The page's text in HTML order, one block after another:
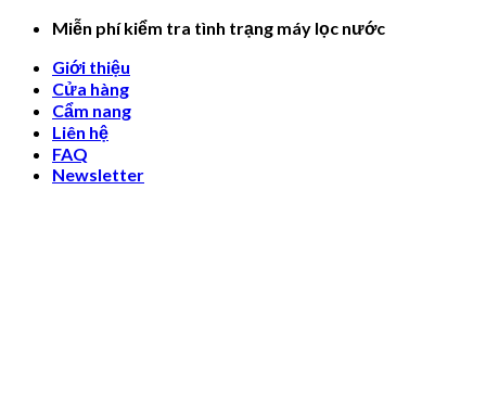
Skip
content
Miễn phí kiểm tra tình trạng máy lọc nước
Giới thiệu
Cửa hàng
Cẩm nang
Liên hệ
FAQ
Newsletter